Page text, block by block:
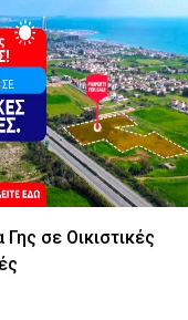
Γης σε Οικιστικές